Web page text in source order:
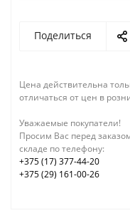
Поделиться
Цена действительна
отличаться от цен в
Уважаемые покупатели!
Просим Вас перед
складе по телефону:
+375 (17) 377-44-20
+375 (29) 161-00-26